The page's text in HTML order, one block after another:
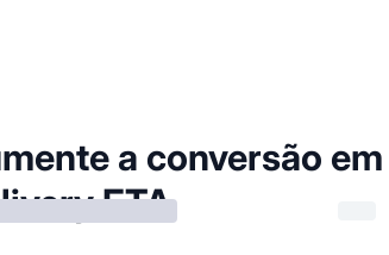
a conversão
ETA